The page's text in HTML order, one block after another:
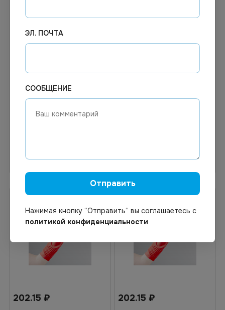
222.46
Vileda Контракт, размер S,
желтые
В корзину
York L улиненная манжета
В корзину
202.15 ₽ 202.15 ₽
ЭЛ. ПОЧТА
СООБЩЕНИЕ
Отправить
Нажимая кнопку “Отправить“ вы соглашаетесь с
политикой конфиденциальности